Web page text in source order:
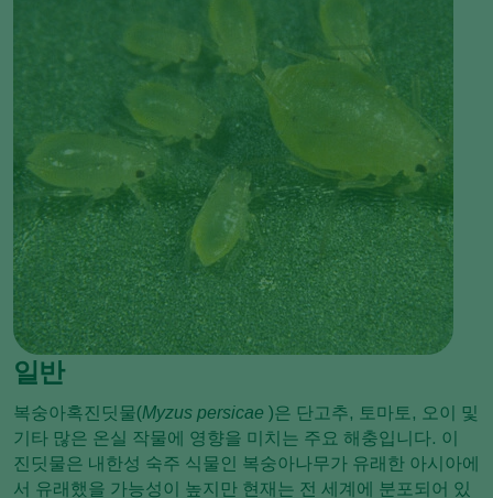
일반
복숭아혹진딧물(Myzus persicae )은 단고추, 토마토, 오이 및
기타 많은 온실 작물에 영향을 미치는 주요 해충입니다. 이
진딧물은 내한성 숙주 식물인 복숭아나무가 유래한 아시아에
서 유래했을 가능성이 높지만 현재는 전 세계에 분포되어 있